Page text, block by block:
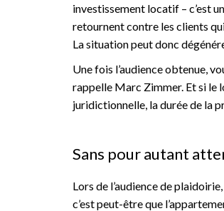
investissement locatif – c’est
retournent contre les clients
La situation peut donc
Une fois l’audience obtenue,
rappelle Marc Zimmer. Et si le
juridictionnelle, la durée de la
Sans pour autant
Lors de l’audience de
c’est peut-être que